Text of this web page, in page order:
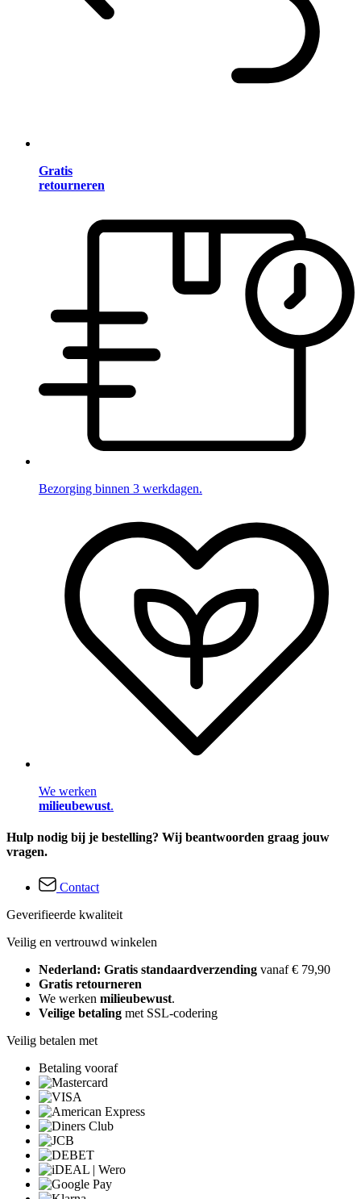
Gratis
retourneren
Bezorging binnen 3 werkdagen.
We werken
milieubewust.
Hulp nodig bij je bestelling? Wij beantwoorden graag jouw
vragen.
Contact
Geverifieerde kwaliteit
Veilig en vertrouwd winkelen
Nederland: Gratis standaardverzending vanaf € 79,90
Gratis retourneren
We werken milieubewust.
Veilige betaling met SSL-codering
Veilig betalen met
Betaling vooraf